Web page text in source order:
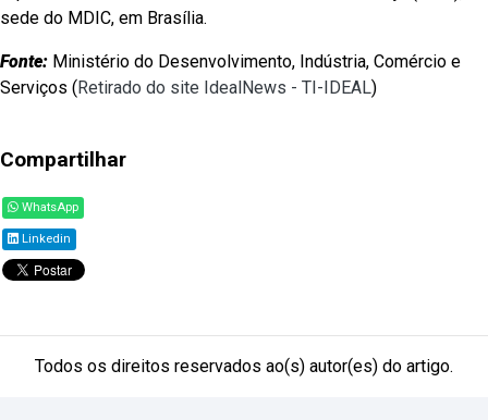
sede do MDIC, em Brasília.
Fonte: Ministério do Desenvolvimento, Indústria, Comércio e
Serviços (Retirado do site IdealNews - TI-IDEAL)
Compartilhar
WhatsApp
Linkedin
Todos os direitos reservados ao(s) autor(es) do artigo.